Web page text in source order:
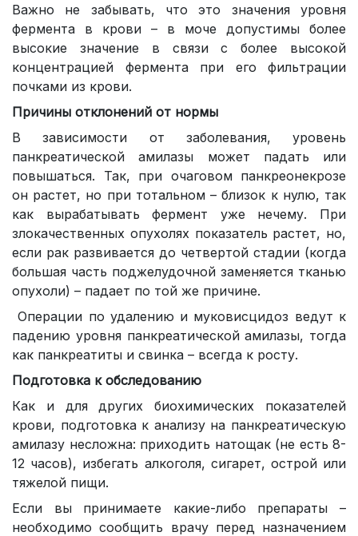
Важно не забывать, что это значения уровня
фермента в крови – в моче допустимы более
высокие значение в связи с более высокой
концентрацией фермента при его фильтрации
почками из крови.
Причины отклонений от нормы
В зависимости от заболевания, уровень
панкреатической амилазы может падать или
повышаться. Так, при очаговом панкреонекрозе
он растет, но при тотальном – близок к нулю, так
как вырабатывать фермент уже нечему. При
злокачественных опухолях показатель растет, но,
если рак развивается до четвертой стадии (когда
большая часть поджелудочной заменяется тканью
опухоли) – падает по той же причине.
Операции по удалению и муковисцидоз ведут к
падению уровня панкреатической амилазы, тогда
как панкреатиты и свинка – всегда к росту.
Подготовка к обследованию
Как и для других биохимических показателей
крови, подготовка к анализу на панкреатическую
амилазу несложна: приходить натощак (не есть 8-
12 часов), избегать алкоголя, сигарет, острой или
тяжелой пищи.
Если вы принимаете какие-либо препараты –
необходимо сообщить врачу перед назначением